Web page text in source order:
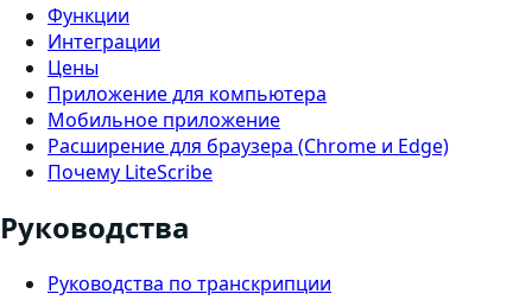
Функции
Интеграции
Цены
Приложение для компьютера
Мобильное приложение
Расширение для браузера (Chrome и Edge)
Почему LiteScribe
Руководства
Руководства по транскрипции